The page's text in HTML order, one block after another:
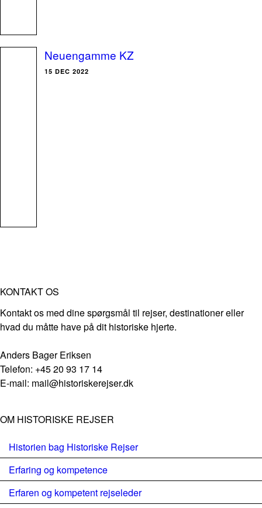
Neuengamme KZ
15 DEC 2022
KONTAKT OS
Kontakt os med dine spørgsmål til rejser, destinationer eller
hvad du måtte have på dit historiske hjerte.
Anders Bager Eriksen
Telefon: +45 20 93 17 14
E-mail: mail@historiskerejser.dk
OM HISTORISKE REJSER
Historien bag Historiske Rejser
Erfaring og kompetence
Erfaren og kompetent rejseleder